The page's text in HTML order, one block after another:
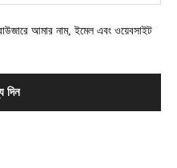
আমার নাম, ইমেল এবং ওয়েবসাইট